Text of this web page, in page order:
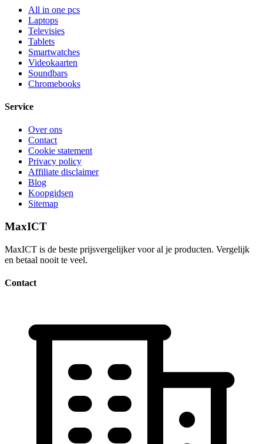
All in one pcs
Laptops
Televisies
Tablets
Smartwatches
Videokaarten
Soundbars
Chromebooks
Service
Over ons
Contact
Cookie statement
Privacy policy
Affiliate disclaimer
Blog
Koopgidsen
Sitemap
MaxICT
MaxICT is de beste prijsvergelijker voor al je producten. Vergelijk
en betaal nooit te veel.
Contact